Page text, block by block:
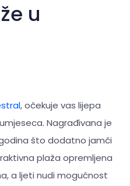
u
, očekuje vas lijepa
Nagrađivana je
što dodatno jamči
plaža opremljena
a ljeti nudi mogućnost